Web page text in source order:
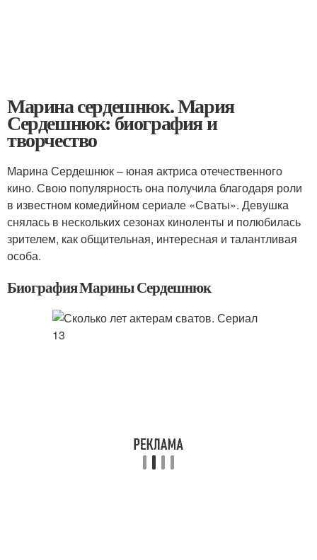
Марина сердешнюк. Мария
Сердешнюк: биография и
творчество
Марина Сердешнюк – юная актриса отечественного
кино. Свою популярность она получила благодаря роли
в известном комедийном сериале «Сваты». Девушка
снялась в нескольких сезонах киноленты и полюбилась
зрителем, как общительная, интересная и талантливая
особа.
Биография Марины Сердешнюк